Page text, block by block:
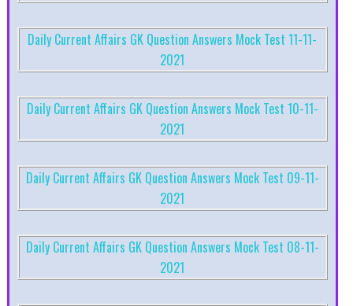
Daily Current Affairs GK Question Answers Mock Test 11-11-
2021
Daily Current Affairs GK Question Answers Mock Test 10-11-
2021
Daily Current Affairs GK Question Answers Mock Test 09-11-
2021
Daily Current Affairs GK Question Answers Mock Test 08-11-
2021